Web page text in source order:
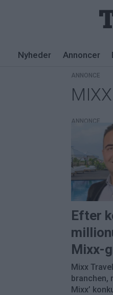
Nyheder Annoncer
ANNONCE
ANNONCE
Efter
Mixx-
Mixx
branchen,
Mixx’